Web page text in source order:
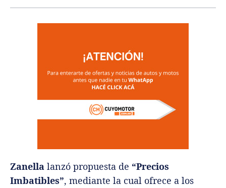
Zanella lanzó propuesta de “Precios
Imbatibles”, mediante la cual ofrece a los